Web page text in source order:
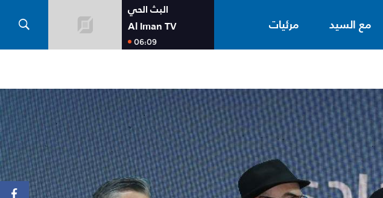
مع السيد مرئيات
البث الحي
Al Iman TV
06:09